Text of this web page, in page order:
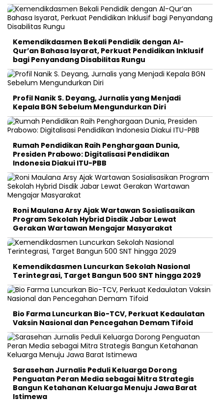
Kemendikdasmen Bekali Pendidik dengan Al-
Qur’an Bahasa Isyarat, Perkuat Pendidikan Inklusif
bagi Penyandang Disabilitas Rungu
Profil Nanik S. Deyang, Jurnalis yang Menjadi
Kepala BGN Sebelum Mengundurkan Diri
Rumah Pendidikan Raih Penghargaan Dunia,
Presiden Prabowo: Digitalisasi Pendidikan
Indonesia Diakui ITU-PBB
Roni Maulana Arsy Ajak Wartawan Sosialisasikan
Program Sekolah Hybrid Disdik Jabar Lewat
Gerakan Wartawan Mengajar Masyarakat
Kemendikdasmen Luncurkan Sekolah Nasional
Terintegrasi, Target Bangun 500 SNT hingga 2029
Bio Farma Luncurkan Bio-TCV, Perkuat Kedaulatan
Vaksin Nasional dan Pencegahan Demam Tifoid
Sarasehan Jurnalis Peduli Keluarga Dorong
Penguatan Peran Media sebagai Mitra Strategis
Bangun Ketahanan Keluarga Menuju Jawa Barat
Istimewa